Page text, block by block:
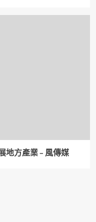
地方產業 – 風傳媒